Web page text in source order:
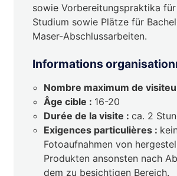
sowie Vorbereitungspraktika
Studium sowie Plätze für
Maser-Abschlussarbeiten.
Informations
Nombre maximum de
Âge cible : 16-20
Durée de la visite :ca. 2
Exigences particulières :
Fotoaufnahmen von
Produkten ansonsten nach
dem zu besichtigen Bereich.